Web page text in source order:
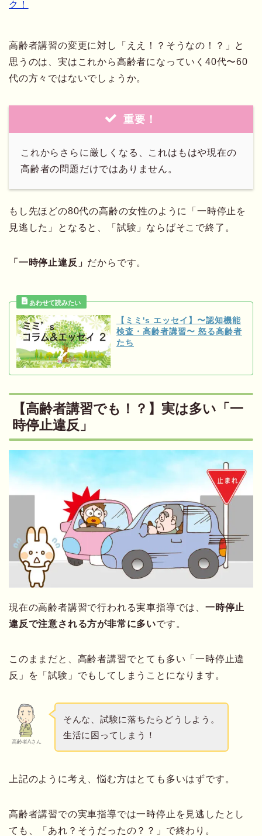
ク！
高齢者講習の変更に対し「ええ！？そうなの！？」と
思うのは、実はこれから高齢者になっていく40代〜60
代の方々ではないでしょうか。
重要！
これからさらに厳しくなる、これはもはや現在の
高齢者の問題だけではありません。
もし先ほどの80代の高齢の女性のように「一時停止を
見逃した」となると、「試験」ならばそこで終了。
「一時停止違反」 だからです。
【ミミ's エッセイ】〜認知機能
検査・高齢者講習〜 怒る高齢者
たち
【高齢者講習でも！？】実は多い「一
時停止違反」
現在の高齢者講習で行われる実車指導では、 一時停止
違反で注意される方が非常に多いです。
このままだと、高齢者講習でとても多い「一時停止違
反」を「試験」でもしてしまうことになります。
高齢者Aさん
そんな、試験に落ちたらどうしよう。
生活に困ってしまう！
上記のように考え、悩む方はとても多いはずです。
高齢者講習での実車指導では一時停止を見逃したとし
ても、「あれ？そうだったの？？」で終わり。